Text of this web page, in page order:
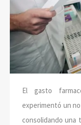
El gasto
experimentó un
consolidando una